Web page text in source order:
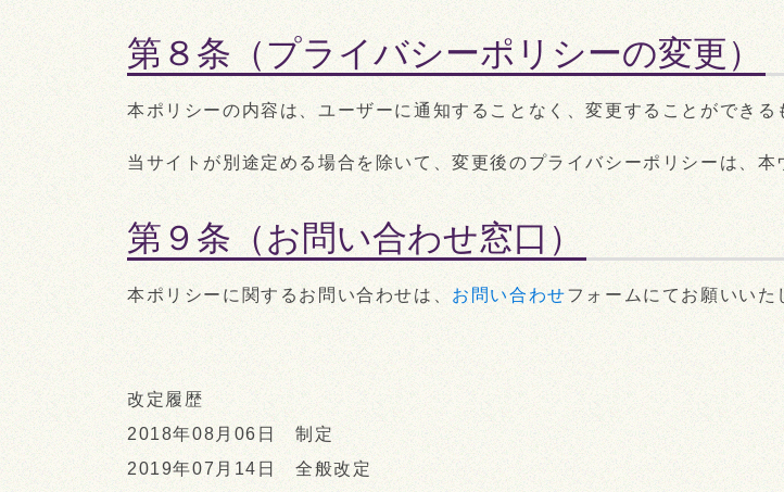
第８条（プライバシーポリシーの変更）
本ポリシーの内容は、ユーザーに通知することなく、変更することができる
当サイトが別途定める場合を除いて、変更後のプライバシーポリシーは、
第９条（お問い合わせ窓口）
本ポリシーに関するお問い合わせは、 お問い合わせフォームにてお願いいた
改定履歴
2018年08月06日 制定
2019年07月14日 全般改定